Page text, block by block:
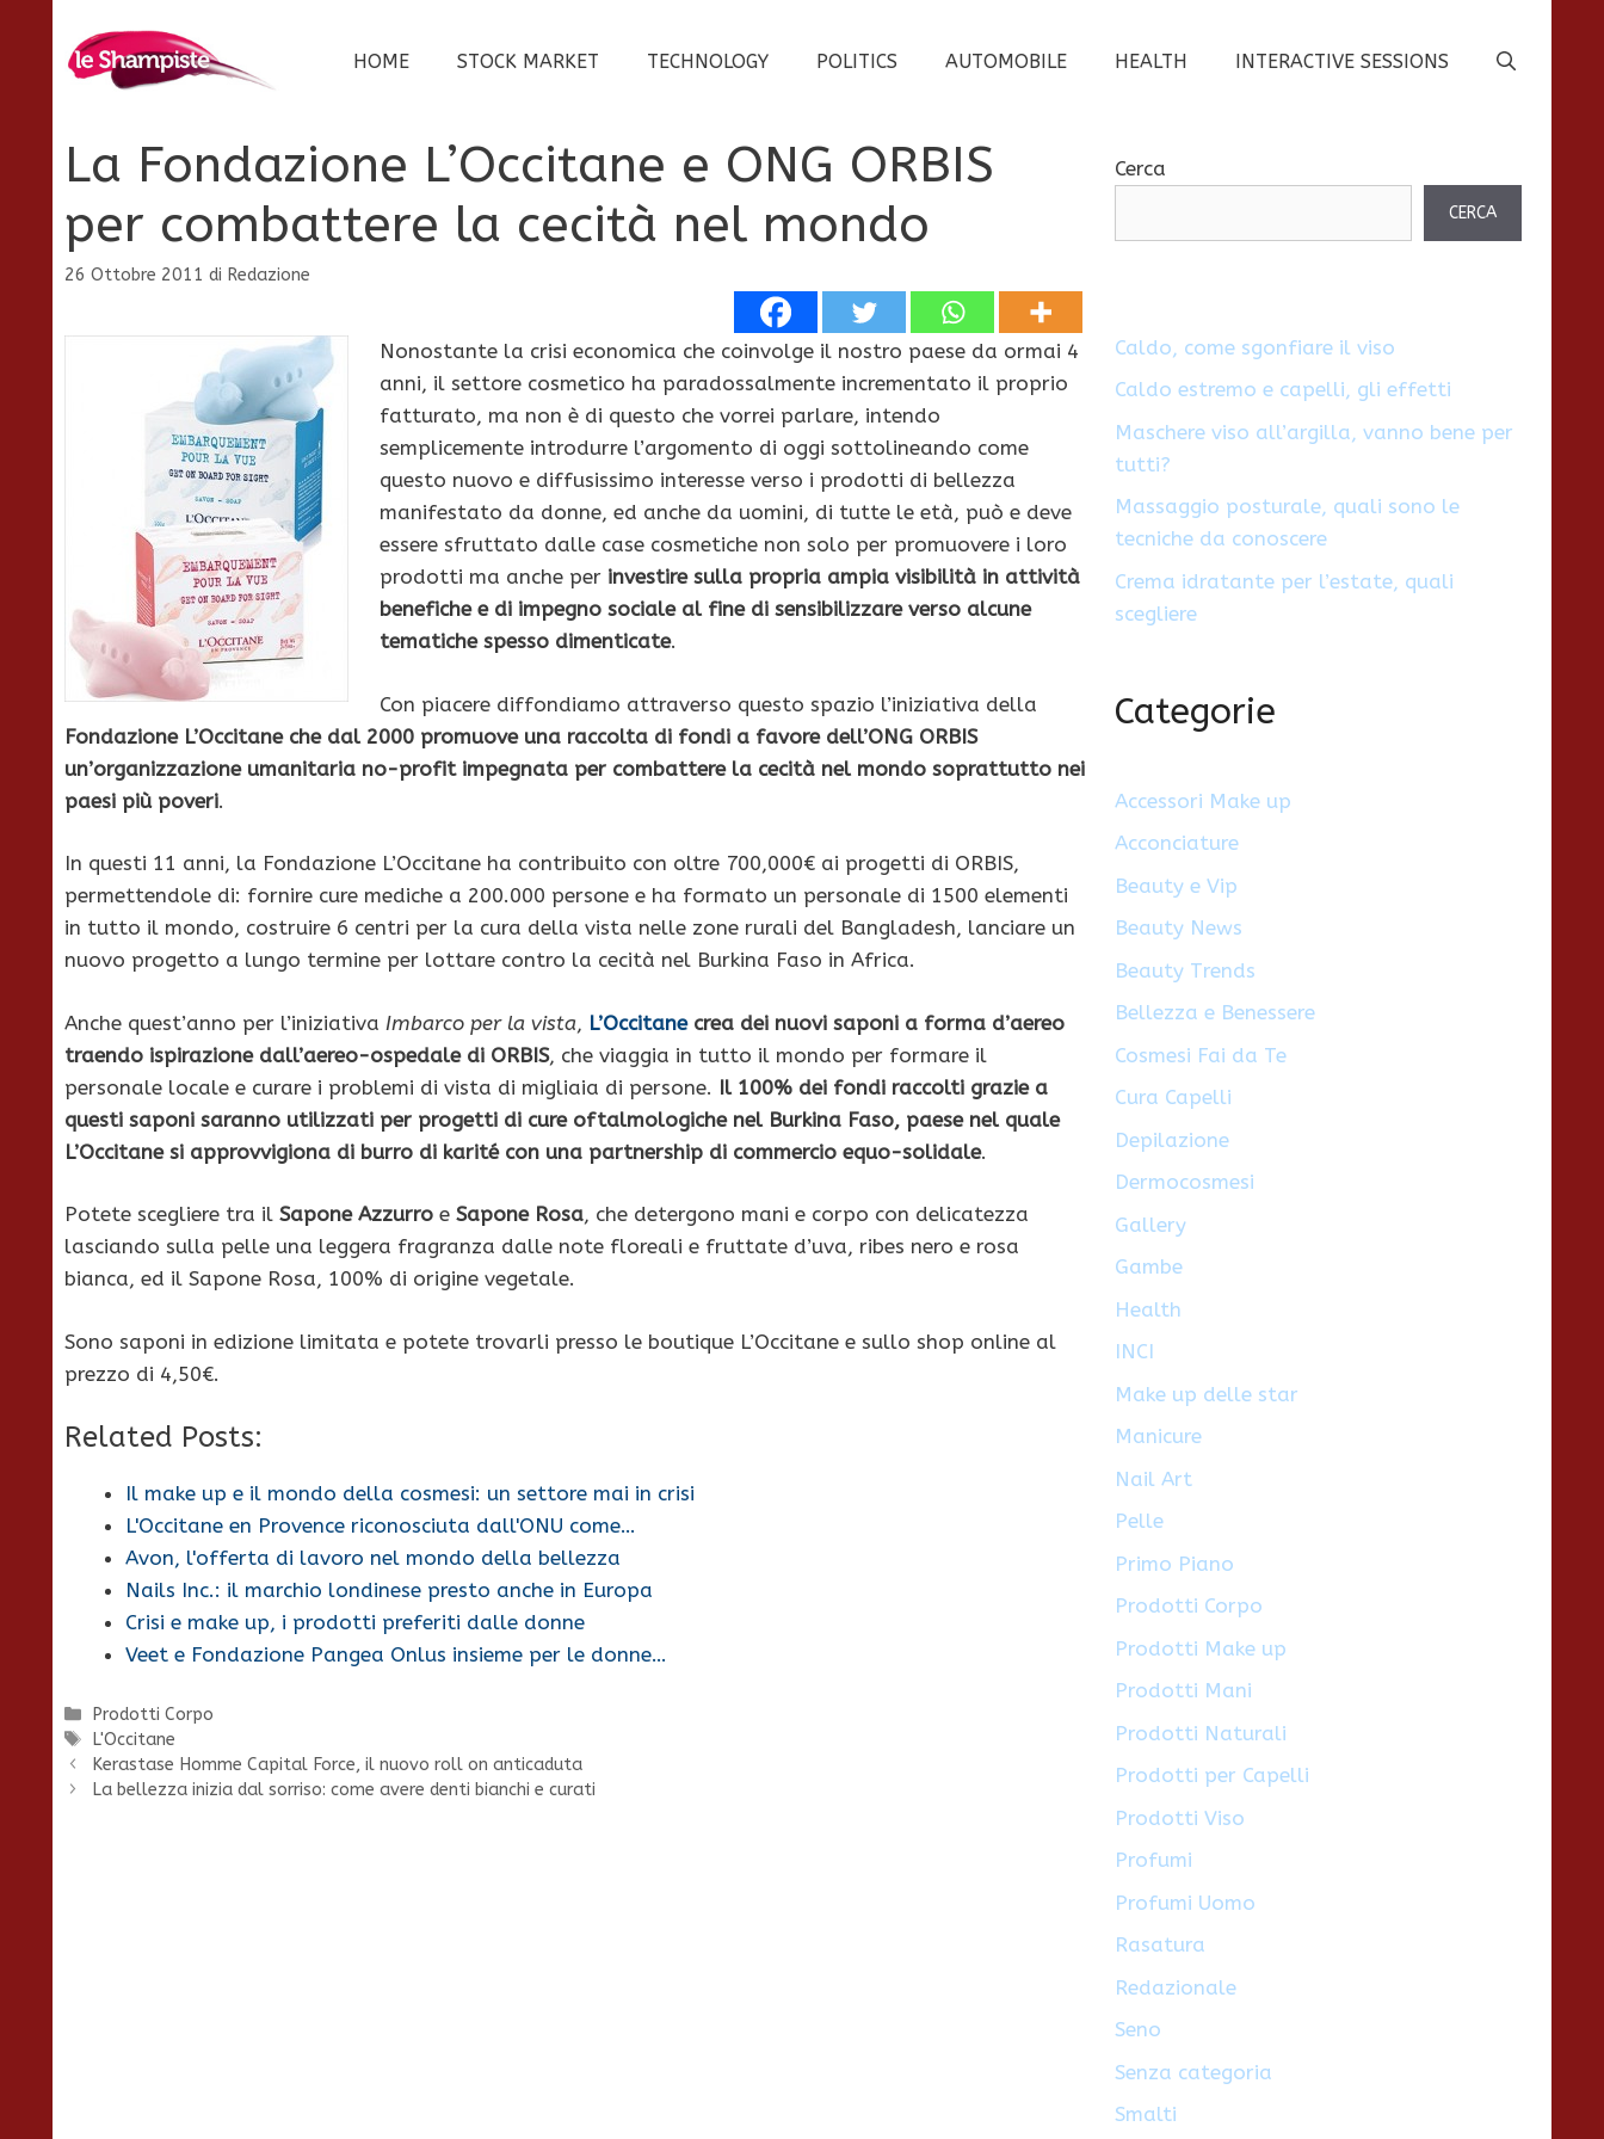
contenuto
HOME STOCK MARKET TECHNOLOGY POLITICS AUTOMOBILE HEALTH INTERACTIVE SESSIONS
La Fondazione L’Occitane e ONG ORBIS
per combattere la cecità nel mondo
26 Ottobre 2011 di Redazione
Nonostante la crisi economica che coinvolge il nostro paese da ormai 4
anni, il settore cosmetico ha paradossalmente incrementato il proprio
fatturato, ma non è di questo che vorrei parlare, intendo
semplicemente introdurre l’argomento di oggi sottolineando come
questo nuovo e diffusissimo interesse verso i prodotti di bellezza
manifestato da donne, ed anche da uomini, di tutte le età, può e deve
essere sfruttato dalle case cosmetiche non solo per promuovere i loro
prodotti ma anche per investire sulla propria ampia visibilità in attività
benefiche e di impegno sociale al fine di sensibilizzare verso alcune
tematiche spesso dimenticate.
Con piacere diffondiamo attraverso questo spazio l’iniziativa della
Fondazione L’Occitane che dal 2000 promuove una raccolta di fondi a favore dell’ONG ORBIS
un’organizzazione umanitaria no-profit impegnata per combattere la cecità nel mondo soprattutto nei
paesi più poveri.
In questi 11 anni, la Fondazione L’Occitane ha contribuito con oltre 700,000€ ai progetti di ORBIS,
permettendole di: fornire cure mediche a 200.000 persone e ha formato un personale di 1500 elementi
in tutto il mondo, costruire 6 centri per la cura della vista nelle zone rurali del Bangladesh, lanciare un
nuovo progetto a lungo termine per lottare contro la cecità nel Burkina Faso in Africa.
Anche quest’anno per l’iniziativa Imbarco per la vista, L’Occitane crea dei nuovi saponi a forma d’aereo
traendo ispirazione dall’aereo-ospedale di ORBIS, che viaggia in tutto il mondo per formare il
personale locale e curare i problemi di vista di migliaia di persone. Il 100% dei fondi raccolti grazie a
questi saponi saranno utilizzati per progetti di cure oftalmologiche nel Burkina Faso, paese nel quale
L’Occitane si approvvigiona di burro di karité con una partnership di commercio equo-solidale.
Potete scegliere tra il Sapone Azzurro e Sapone Rosa, che detergono mani e corpo con delicatezza
lasciando sulla pelle una leggera fragranza dalle note floreali e fruttate d’uva, ribes nero e rosa
bianca, ed il Sapone Rosa, 100% di origine vegetale.
Sono saponi in edizione limitata e potete trovarli presso le boutique L’Occitane e sullo shop online al
prezzo di 4,50€.
Related Posts:
Il make up e il mondo della cosmesi: un settore mai in crisi
L'Occitane en Provence riconosciuta dall'ONU come…
Avon, l'offerta di lavoro nel mondo della bellezza
Nails Inc.: il marchio londinese presto anche in Europa
Crisi e make up, i prodotti preferiti dalle donne
Veet e Fondazione Pangea Onlus insieme per le donne…
Categorie
Prodotti Corpo
Tag
L'Occitane
Kerastase Homme Capital Force, il nuovo roll on anticaduta
La bellezza inizia dal sorriso: come avere denti bianchi e curati
Cerca
CERCA
Caldo, come sgonfiare il viso
Caldo estremo e capelli, gli effetti
Maschere viso all’argilla, vanno bene per
tutti?
Massaggio posturale, quali sono le
tecniche da conoscere
Crema idratante per l’estate, quali
scegliere
Categorie
Accessori Make up
Acconciature
Beauty e Vip
Beauty News
Beauty Trends
Bellezza e Benessere
Cosmesi Fai da Te
Cura Capelli
Depilazione
Dermocosmesi
Gallery
Gambe
Health
INCI
Make up delle star
Manicure
Nail Art
Pelle
Primo Piano
Prodotti Corpo
Prodotti Make up
Prodotti Mani
Prodotti Naturali
Prodotti per Capelli
Prodotti Viso
Profumi
Profumi Uomo
Rasatura
Redazionale
Seno
Senza categoria
Smalti